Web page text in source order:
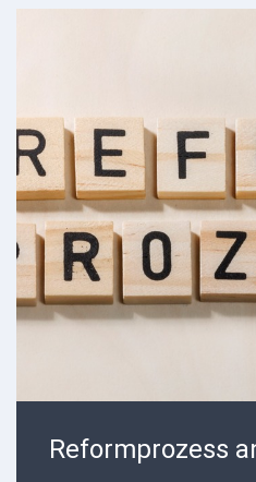
Reformprozess